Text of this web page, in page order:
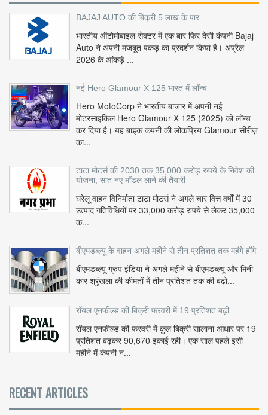
BAJAJ AUTO की बिक्री 5 लाख के पार
भारतीय ऑटोमोबाइल सेक्टर में एक बार फिर देसी कंपनी Bajaj
Auto ने अपनी मजबूत पकड़ का प्रदर्शन किया है। अप्रैल
2026 के आंकड़े ...
नई Hero Glamour X 125 भारत में लॉन्च
Hero MotoCorp ने भारतीय बाजार में अपनी नई
मोटरसाइकिल Hero Glamour X 125 (2025) को लॉन्च
कर दिया है। यह बाइक कंपनी की लोकप्रिय Glamour सीरीज़
का...
टाटा मोटर्स की 2030 तक 35,000 करोड़ रुपये के निवेश की
योजना, सात नए मॉडल लाने की तैयारी
घरेलू वाहन विनिर्माता टाटा मोटर्स ने अगले चार वित्त वर्षों में 30
उत्पाद गतिविधियों पर 33,000 करोड़ रुपये से लेकर 35,000
क...
बीएमडब्ल्यू के वाहन अगले महीने से तीन प्रतिशत तक महंगे होंगे
बीएमडब्ल्यू ग्रुप इंडिया ने अगले महीने से बीएमडब्ल्यू और मिनी
कार श्रृंखला की कीमतों में तीन प्रतिशत तक की बढ़ो...
रॉयल एनफील्ड की बिक्री फरवरी में 19 प्रतिशत बढ़ी
रॉयल एनफील्ड की फरवरी में कुल बिक्री सालाना आधार पर 19
प्रतिशत बढ़कर 90,670 इकाई रही। एक साल पहले इसी
महीने में कंपनी न...
RECENT ARTICLES